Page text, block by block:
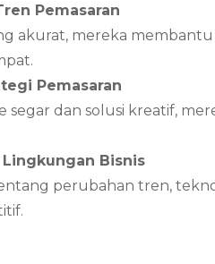
Pemasaran
akurat, mereka
Pemasaran
segar dan solusi kreatif,
Bisnis
perubahan tren,